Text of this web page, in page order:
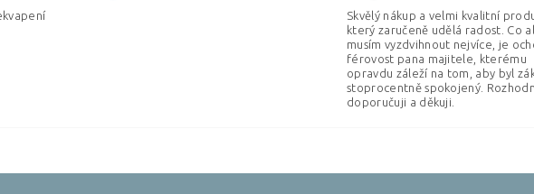
Skvělý nákup a velmi kvalitní
který zaručeně udělá radost. Co
musím vyzdvihnout nejvíce, je
férovost pana majitele, kterému
opravdu záleží na tom, aby byl
stoprocentně spokojený.
doporučuji a děkuji.